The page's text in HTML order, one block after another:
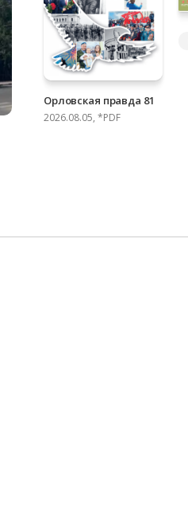
Орловская правда 81
2026.08.05, *PDF